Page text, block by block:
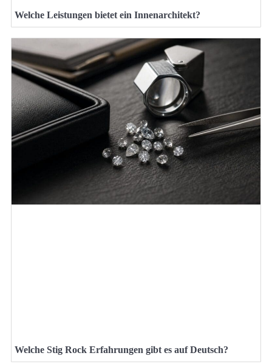
Welche Leistungen bietet ein Innenarchitekt?
Welche Stig Rock Erfahrungen gibt es auf Deutsch?